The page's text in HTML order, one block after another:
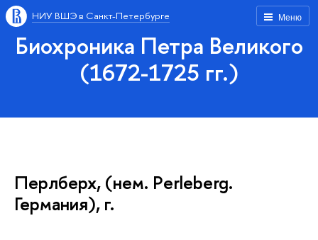
Меню
НИУ ВШЭ в Санкт-Петербурге
Биохроника Петра Великого
(1672-1725 гг.)
Перлберх, (нем. Рerleberg.
Германия), г.